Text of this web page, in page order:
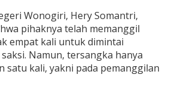
Wonogiri, Hery Somantri,
pihaknya telah memanggil
empat kali untuk dimintai
Namun, tersangka hanya
satu kali, yakni pada pemanggilan